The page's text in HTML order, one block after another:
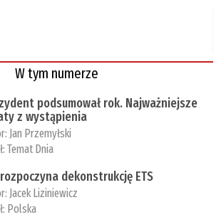
W tym numerze
podsumował rok. Najważniejsze
z wystąpienia
Jan Przemyłski
Temat Dnia
dekonstrukcję ETS
Jacek Liziniewicz
Polska